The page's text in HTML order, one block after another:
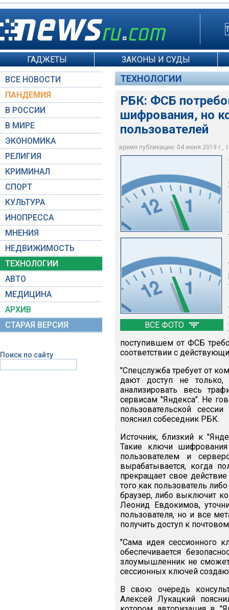
ГАДЖЕТЫ ЗАКОНЫ И СУДЫ
ВСЕ НОВОСТИ
ПАНДЕМИЯ
В РОССИИ
В МИРЕ
ЭКОНОМИКА
РЕЛИГИЯ
КРИМИНАЛ
СПОРТ
КУЛЬТУРА
ИНОПРЕССА
МНЕНИЯ
НЕДВИЖИМОСТЬ
ТЕХНОЛОГИИ
АВТО
МЕДИЦИНА
АРХИВ
СТАРАЯ ВЕРСИЯ
Поиск по сайту
ТЕХНОЛОГИИ
РБК: ФСБ
шифрования, но
пользователей
время публикации: 04 июня 2019 г.,
ВСЕ ФОТО
Moscow-Live.ru /
Moscow-Live.ru /
Pixabay.com
поступившем от ФСБ
соответствии с
"Спецслужба требует от
дают доступ не
анализировать весь
сервисам "Яндекса". Не
пользовательской
пояснил собеседник РБК.
Источник, близкий к
Такие ключи
пользователем и
вырабатывается, когда
прекращает свое
того как пользователь
браузер, либо выключит
Леонид Евдокимов,
пользователя, но и все
получить доступ к
"Сама идея сессионного
обеспечивается
злоумышленник не
сессионных ключей
В свою очередь
Алексей Лукацкий